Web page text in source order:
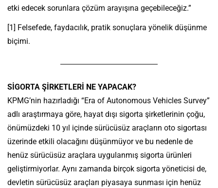
etki edecek sorunlara çözüm arayışına geçebileceğiz.”
[1] Felsefede, faydacılık, pratik sonuçlara yönelik düşünme
biçimi.
SİGORTA ŞİRKETLERİ NE YAPACAK?
KPMG’nin hazırladığı “Era of Autonomous Vehicles Survey”
adlı araştırmaya göre, hayat dışı sigorta şirketlerinin çoğu,
önümüzdeki 10 yıl içinde sürücüsüz araçların oto sigortası
üzerinde etkili olacağını düşünmüyor ve bu nedenle de
henüz sürücüsüz araçlara uygulanmış sigorta ürünleri
geliştirmiyorlar. Aynı zamanda birçok sigorta yöneticisi de,
devletin sürücüsüz araçları piyasaya sunması için henüz